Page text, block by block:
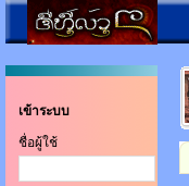
เข้าระบบ
ชื่อผู้ใช้